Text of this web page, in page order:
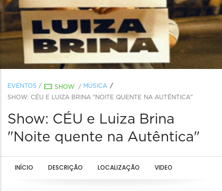
EVENTOS / SHOW / MÚSICA
SHOW: CÉU E LUIZA BRINA "NOITE QUENTE NA AUTÊNTICA"
Show: CÉU e Luiza Brina
"Noite quente na Autêntica"
INÍCIO DESCRIÇÃO LOCALIZAÇÃO VIDEO